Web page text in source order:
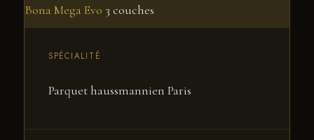
Bona Mega Evo 3 couches
SPÉCIALITÉ
Parquet haussmannien Paris